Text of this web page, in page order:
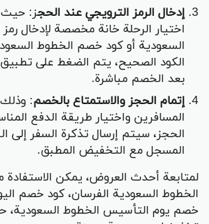
إدخال الرمز الترويجي عند الحجز:
اختيار الرحلة خانة مخصصة لإدخال
السعودية أو كود خصم الخطوط
الكود الصحيح، يتم الضغط على
بعد الخصم مباشرة.
إتمام الحجز والاستمتاع بالخصم: وذلك
المسافرين واختيار طريقة الدفع
الحجز، سيتم إرسال تذكرة السفر إلى
المسجل مع التخفيض المطبق.
لمتابعة أحدث العروض، يمكن
الخطوط السعودية الفرسان، كود خصم
خصم يوم التأسيس الخطوط السعودية،